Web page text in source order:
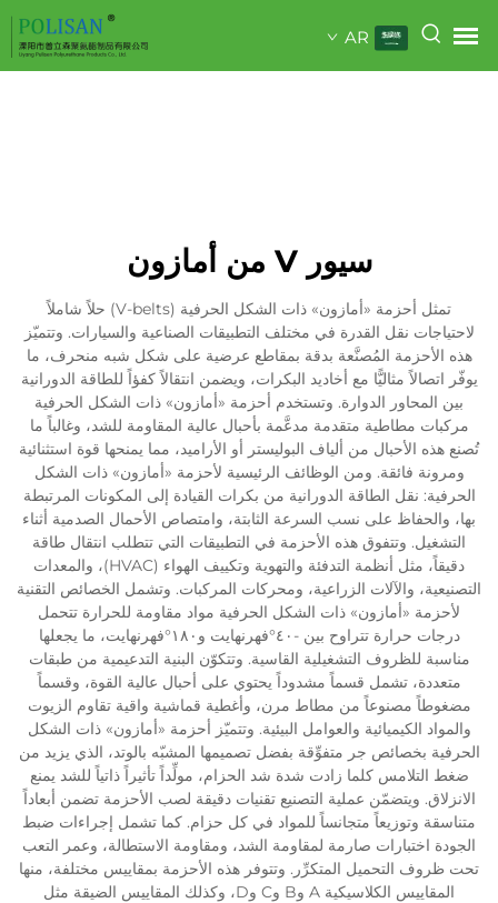
AR
سيور V من أمازون
تمثل أحزمة «أمازون» ذات الشكل الحرفية (V-belts) حلاً شاملاً
لاحتياجات نقل القدرة في مختلف التطبيقات الصناعية والسيارات. وتتميّز
هذه الأحزمة المُصنَّعة بدقة بمقاطع عرضية على شكل شبه منحرف، ما
يوفّر اتصالاً مثاليًّا مع أخاديد البكرات، ويضمن انتقالاً كفؤاً للطاقة الدورانية
بين المحاور الدوارة. وتستخدم أحزمة «أمازون» ذات الشكل الحرفية
مركبات مطاطية متقدمة مدعَّمة بأحبال عالية المقاومة للشد، وغالباً ما
تُصنع هذه الأحبال من ألياف البوليستر أو الأراميد، مما يمنحها قوة استثنائية
ومرونة فائقة. ومن الوظائف الرئيسية لأحزمة «أمازون» ذات الشكل
الحرفية: نقل الطاقة الدورانية من بكرات القيادة إلى المكونات المرتبطة
بها، والحفاظ على نسب السرعة الثابتة، وامتصاص الأحمال الصدمية أثناء
التشغيل. وتتفوق هذه الأحزمة في التطبيقات التي تتطلب انتقال طاقة
دقيقاً، مثل أنظمة التدفئة والتهوية وتكييف الهواء (HVAC)، والمعدات
التصنيعية، والآلات الزراعية، ومحركات المركبات. وتشمل الخصائص التقنية
لأحزمة «أمازون» ذات الشكل الحرفية مواد مقاومة للحرارة تتحمل
درجات حرارة تتراوح بين -٤٠°فهرنهايت و١٨٠°فهرنهايت، ما يجعلها
مناسبة للظروف التشغيلية القاسية. وتتكوّن البنية التدعيمية من طبقات
متعددة، تشمل قسماً مشدوداً يحتوي على أحبال عالية القوة، وقسماً
مضغوطاً مصنوعاً من مطاط مرن، وأغطية قماشية واقية تقاوم الزيوت
والمواد الكيميائية والعوامل البيئية. وتتميّز أحزمة «أمازون» ذات الشكل
الحرفية بخصائص جر متفوِّقة بفضل تصميمها المشبّه بالوتد، الذي يزيد من
ضغط التلامس كلما زادت شدة شد الحزام، مولِّداً تأثيراً ذاتياً للشد يمنع
الانزلاق. ويتضمّن عملية التصنيع تقنيات دقيقة لصب الأحزمة تضمن أبعاداً
متناسقة وتوزيعاً متجانساً للمواد في كل حزام. كما تشمل إجراءات ضبط
الجودة اختبارات صارمة لمقاومة الشد، ومقاومة الاستطالة، وعمر التعب
تحت ظروف التحميل المتكرِّر. وتتوفر هذه الأحزمة بمقاييس مختلفة، منها
المقاييس الكلاسيكية A وB وC وD، وكذلك المقاييس الضيقة مثل